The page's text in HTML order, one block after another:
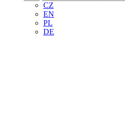
CZ
EN
PL
DE